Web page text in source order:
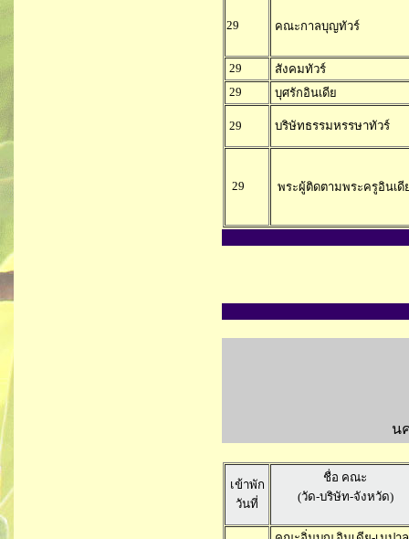
29 คณะกาลบุญทัวร์
29
สังคมทัวร์
29
บุศรักอินเดีย
29 บริษัทธรรมหรรษาทัวร์
29 พระผู้ติดตามพระครูอินเดี
น
เข้าพัก
วันที่
ชื่อ คณะ
(วัด-บริษัท-จังหวัด)